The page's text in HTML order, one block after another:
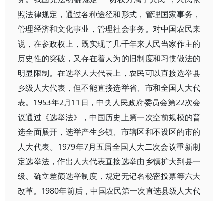
照法律规定，通过各种途径和形式，管理国家事务，
管理经济和文化事业，管理社会事务。对中国农民来
说，在参政权上，既实现了几千年来人民当家作主的
历史性的突破，又存在着人为的旧制度和习惯做法的
明显限制。在选举人大代表上，农民可以直接选举县
乡级人大代表，但不能直接选举省、市和全国人大代
表。1953年2月11日，中央人民政府委员会第22次会
议通过《选举法》，中国历史上第一次空前规模的普
选全面展开，选举产生乡镇、市辖区和不设区的市的
人大代表。1979年7月五届全国人大二次会议重新制
定选举法，作出人大代表直接选举由乡镇扩大到县一
级、确立差额选举制度，规定无记名秘密投票等六大
改革。1980年前后，中国农民第一次直选县级人大代